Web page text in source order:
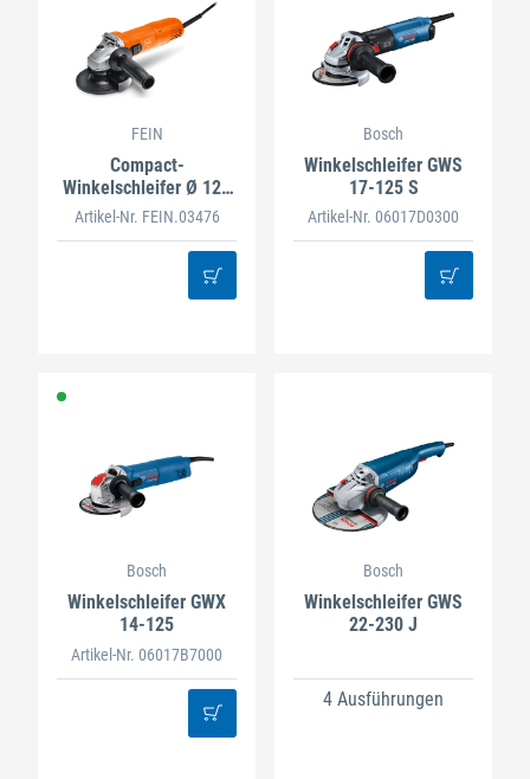
FEIN
Compact-
Winkelschleifer Ø 125
mm CG 7-125
Artikel-Nr. FEIN.03476
Bosch
Winkelschleifer GWS
17-125 S
Artikel-Nr. 06017D0300
Bosch
Winkelschleifer GWX
14-125
Artikel-Nr. 06017B7000
Bosch
Winkelschleifer GWS
22-230 J
4 Ausführungen